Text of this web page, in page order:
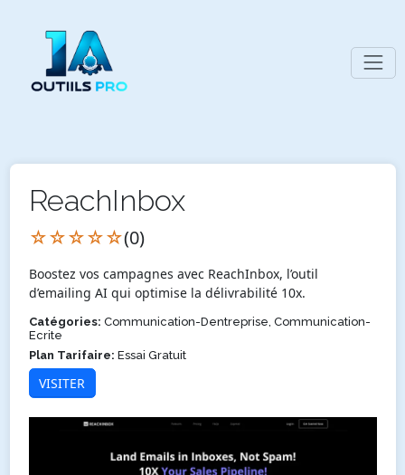
ReachInbox
☆☆☆☆☆(0)
Boostez vos campagnes avec ReachInbox, l’outil
d’emailing AI qui optimise la délivrabilité 10x.
Catégories: Communication-Dentreprise, Communication-
Ecrite
Plan Tarifaire: Essai Gratuit
VISITER